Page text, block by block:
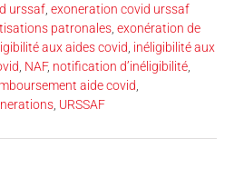
urssaf exoneration covid urssaf
patronales exonération de
aux aides covid inéligibilité aux
NAF, notification d’inéligibilité
aide covid
URSSAF